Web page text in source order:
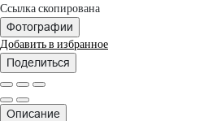
Ссылка скопирована
Фотографии
Добавить в избранное
Поделиться
Описание